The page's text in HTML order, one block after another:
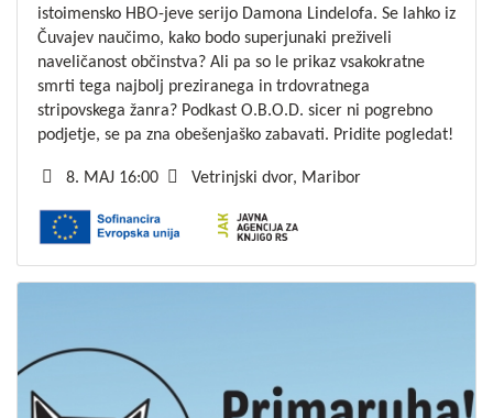
istoimensko HBO-jeve serijo Damona Lindelofa. Se lahko iz
Čuvajev naučimo, kako bodo superjunaki preživeli
naveličanost občinstva? Ali pa so le prikaz vsakokratne
smrti tega najbolj preziranega in trdovratnega
stripovskega žanra? Podkast O.B.O.D. sicer ni pogrebno
podjetje, se pa zna obešenjaško zabavati. Pridite pogledat!
8. MAJ 16:00 Vetrinjski dvor, Maribor